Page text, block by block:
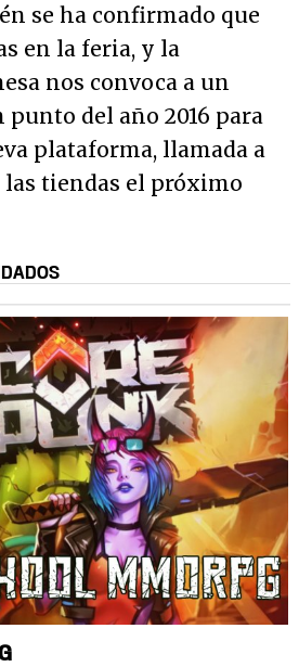
se ha confirmado que
en la feria, y la
nos convoca a un
del año 2016 para
plataforma, llamada a
las tiendas el próximo